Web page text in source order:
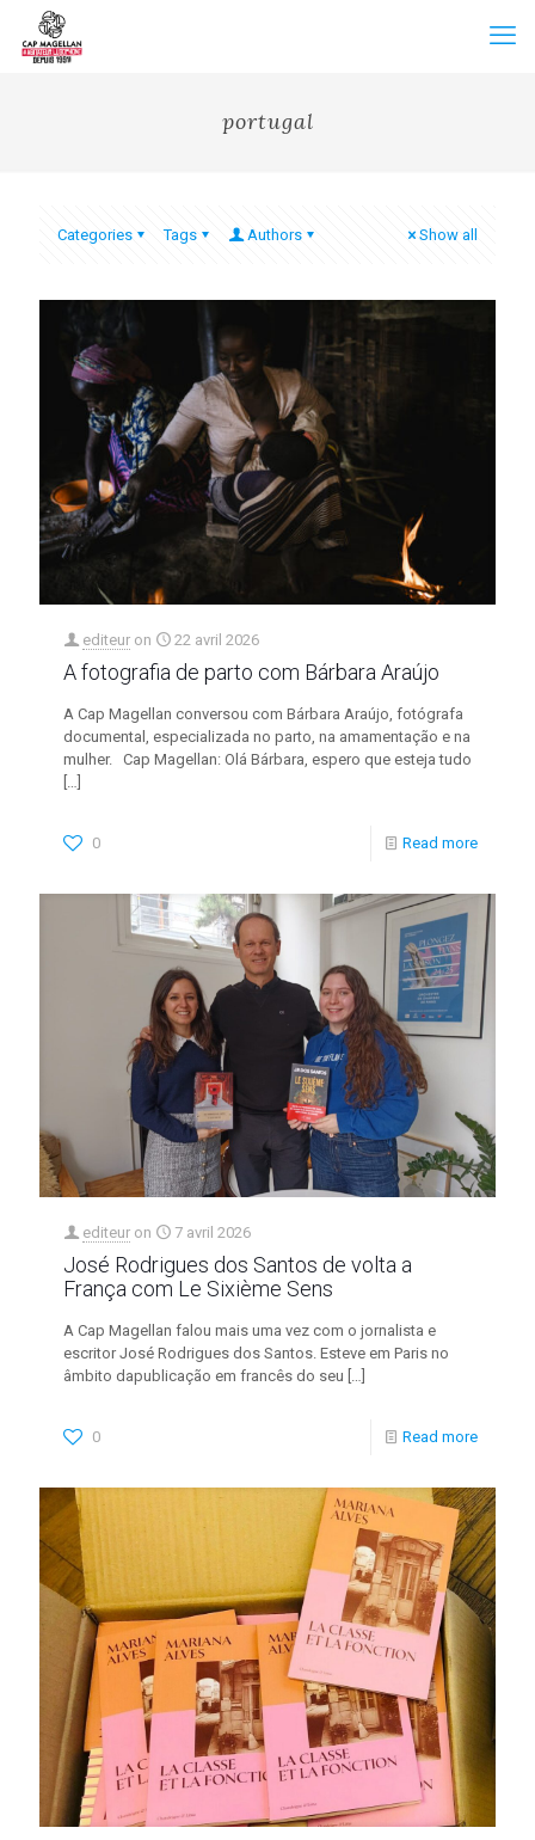
portugal
Categories Tags Authors Show all
editeur on 22 avril 2026
A fotografia de parto com Bárbara Araújo
A Cap Magellan conversou com Bárbara Araújo, fotógrafa
documental, especializada no parto, na amamentação e na
mulher. Cap Magellan: Olá Bárbara, espero que esteja tudo
[…]
0 Read more
editeur on 7 avril 2026
José Rodrigues dos Santos de volta a
França com Le Sixième Sens
A Cap Magellan falou mais uma vez com o jornalista e
escritor José Rodrigues dos Santos. Esteve em Paris no
âmbito dapublicação em francês do seu […]
0 Read more